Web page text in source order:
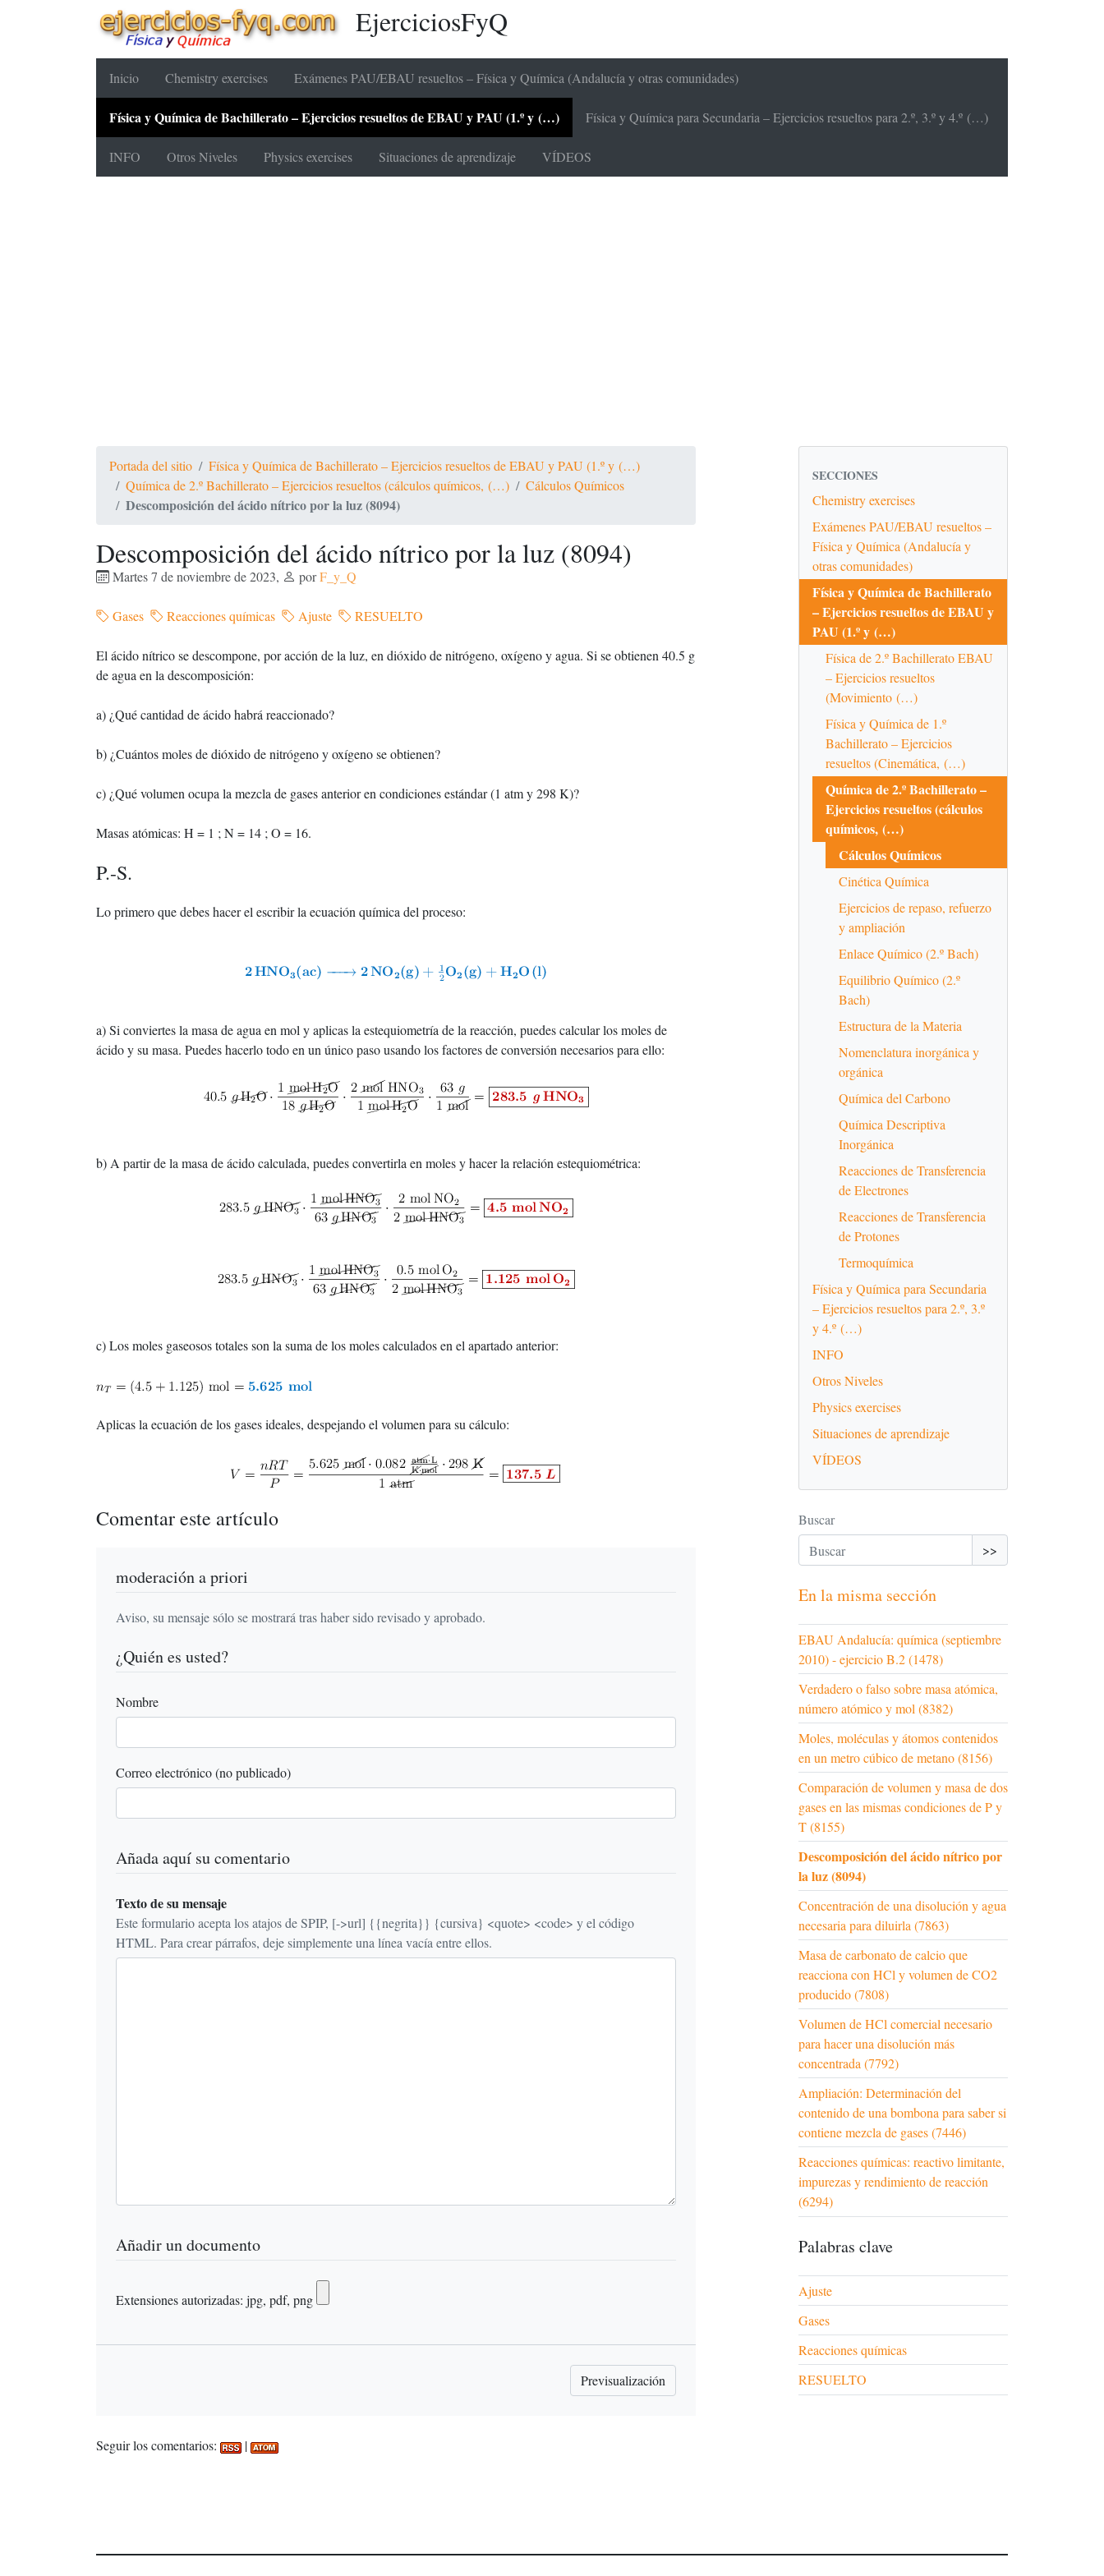
EjerciciosFyQ
Inicio Chemistry exercises Exámenes PAU/EBAU resueltos – Física y Química (Andalucía y otras comunidades)
Física y Química de Bachillerato – Ejercicios resueltos de EBAU y PAU (1.º y (…) Física y Química para Secundaria – Ejercicios resueltos para 2.º, 3.º y 4.º (…)
INFO Otros Niveles Physics exercises Situaciones de aprendizaje VÍDEOS
Portada del sitio
Física y Química de Bachillerato – Ejercicios resueltos de EBAU y PAU (1.º y (…)
Química de 2.º Bachillerato – Ejercicios resueltos (cálculos químicos, (…)
Cálculos Químicos
Descomposición del ácido nítrico por la luz (8094)
Descomposición del ácido nítrico por la luz (8094)
Martes 7 de noviembre de 2023, porF_y_Q
Gases Reacciones químicas Ajuste RESUELTO
El ácido nítrico se descompone, por acción de la luz, en dióxido de nitrógeno, oxígeno y agua. Si se obtienen 40.5 g
de agua en la descomposición:
a) ¿Qué cantidad de ácido habrá reaccionado?
b) ¿Cuántos moles de dióxido de nitrógeno y oxígeno se obtienen?
c) ¿Qué volumen ocupa la mezcla de gases anterior en condiciones estándar (1 atm y 298 K)?
Masas atómicas: H = 1 ; N = 14 ; O = 16.
P.-S.
Lo primero que debes hacer el escribir la ecuación química del proceso:
a) Si conviertes la masa de agua en mol y aplicas la estequiometría de la reacción, puedes calcular los moles de
ácido y su masa. Puedes hacerlo todo en un único paso usando los factores de conversión necesarios para ello:
b) A partir de la masa de ácido calculada, puedes convertirla en moles y hacer la relación estequiométrica:
c) Los moles gaseosos totales son la suma de los moles calculados en el apartado anterior:
Aplicas la ecuación de los gases ideales, despejando el volumen para su cálculo:
Comentar este artículo
moderación a priori
Aviso, su mensaje sólo se mostrará tras haber sido revisado y aprobado.
¿Quién es usted?
Nombre
Correo electrónico (no publicado)
Añada aquí su comentario
Texto de su mensaje
Este formulario acepta los atajos de SPIP, [->url] {{negrita}} {cursiva} <quote> <code> y el código
HTML. Para crear párrafos, deje simplemente una línea vacía entre ellos.
Añadir un documento
Extensiones autorizadas: jpg, pdf, png
Seguir los comentarios: |
SECCIONES
Chemistry exercises
Exámenes PAU/EBAU resueltos –
Física y Química (Andalucía y
otras comunidades)
Física y Química de Bachillerato
– Ejercicios resueltos de EBAU y
PAU (1.º y (…)
Física de 2.º Bachillerato EBAU
– Ejercicios resueltos
(Movimiento (…)
Física y Química de 1.º
Bachillerato – Ejercicios
resueltos (Cinemática, (…)
Química de 2.º Bachillerato –
Ejercicios resueltos (cálculos
químicos, (…)
Cálculos Químicos
Cinética Química
Ejercicios de repaso, refuerzo
y ampliación
Enlace Químico (2.º Bach)
Equilibrio Químico (2.º
Bach)
Estructura de la Materia
Nomenclatura inorgánica y
orgánica
Química del Carbono
Química Descriptiva
Inorgánica
Reacciones de Transferencia
de Electrones
Reacciones de Transferencia
de Protones
Termoquímica
Física y Química para Secundaria
– Ejercicios resueltos para 2.º, 3.º
y 4.º (…)
INFO
Otros Niveles
Physics exercises
Situaciones de aprendizaje
VÍDEOS
Buscar
>>
En la misma sección
EBAU Andalucía: química (septiembre
2010) - ejercicio B.2 (1478)
Verdadero o falso sobre masa atómica,
número atómico y mol (8382)
Moles, moléculas y átomos contenidos
en un metro cúbico de metano (8156)
Comparación de volumen y masa de dos
gases en las mismas condiciones de P y
T (8155)
Descomposición del ácido nítrico por
la luz (8094)
Concentración de una disolución y agua
necesaria para diluirla (7863)
Masa de carbonato de calcio que
reacciona con HCl y volumen de CO2
producido (7808)
Volumen de HCl comercial necesario
para hacer una disolución más
concentrada (7792)
Ampliación: Determinación del
contenido de una bombona para saber si
contiene mezcla de gases (7446)
Reacciones químicas: reactivo limitante,
impurezas y rendimiento de reacción
(6294)
Palabras clave
Ajuste
Gases
Reacciones químicas
RESUELTO